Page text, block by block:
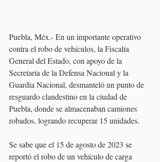
Puebla, Méx.- En un importante operativo
contra el robo de vehículos, la Fiscalía
General del Estado, con apoyo de la
Secretaría de la Defensa Nacional y la
Guardia Nacional, desmanteló un punto de
resguardo clandestino en la ciudad de
Puebla, donde se almacenaban camiones
robados, logrando recuperar 15 unidades.
Se sabe que el 15 de agosto de 2023 se
reportó el robo de un vehículo de carga